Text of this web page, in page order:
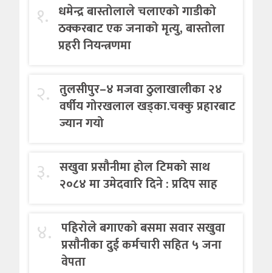
१. धमेन्द्र बास्तोलाले चलाएको गाडीको
ठक्करबाट एक जनाको मृत्यु, बास्तोला
प्रहरी नियन्त्रणमा
२. तुलसीपुर–४ मजवा ठुलाखालीका २४
वर्षीय गोरखलाल खड्का.चक्कु प्रहारबाट
ज्यान गयो
३. सखुवा प्रसौनीमा होल टिमको साथ
२०८४ मा उमेदवारि दिने : प्रदिप साह
४. पहिराेले बगाएकाे बसमा सवार सखुवा
प्रसाैनीका दुई कर्मचारी सहित ५ जना
वेपता